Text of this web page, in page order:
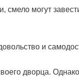
смело могут
и
дворца.